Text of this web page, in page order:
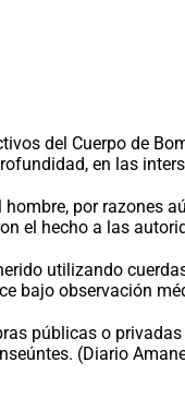
del Cuerpo de
en las
por
el hecho a las
utilizando
bajo observación
públicas o
(Diario